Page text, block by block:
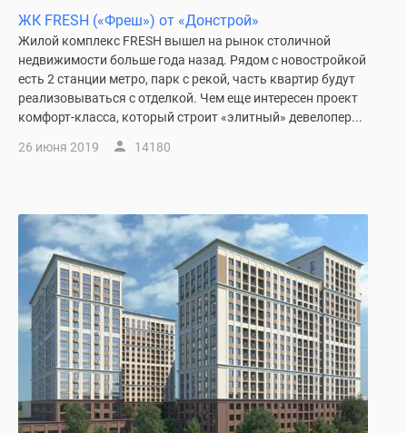
застройщиком
Rutube
Поиск
дома
Москве
Программа
Новостройки
премиум-
класса
Новостройки
бизнес-
класса
Рассрочка
Траншевая
ипотека
Дома
ЖК FRESH («Фреш») от «Донстрой»
Жилой комплекс FRESH вышел на рынок столичной
недвижимости больше года назад. Рядом с новостройкой
есть 2 станции метро, парк с рекой, часть квартир будут
реализовываться с отделкой. Чем еще интересен проект
комфорт-класса, который строит «элитный» девелопер...
26 июня 2019 14180